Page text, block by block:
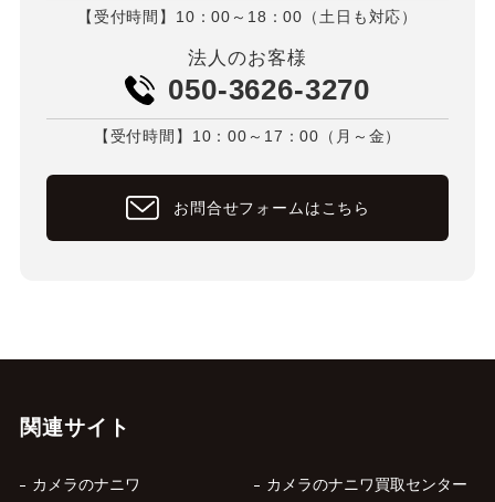
【受付時間】10：00～18：00（土日も対応）
法人のお客様
050-3626-3270
【受付時間】10：00～17：00（月～金）
お問合せフォームはこちら
関連サイト
カメラのナニワ カメラのナニワ買取センター